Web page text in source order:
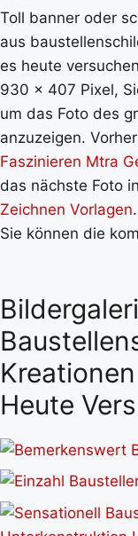
Toll banner oder
aus
es heute
930 x 407 Pixel,
um das Foto des
anzuzeigen.
Faszinieren Mtra
das nächste Foto
Zeichnen Vorlagen
Sie können die
Heute